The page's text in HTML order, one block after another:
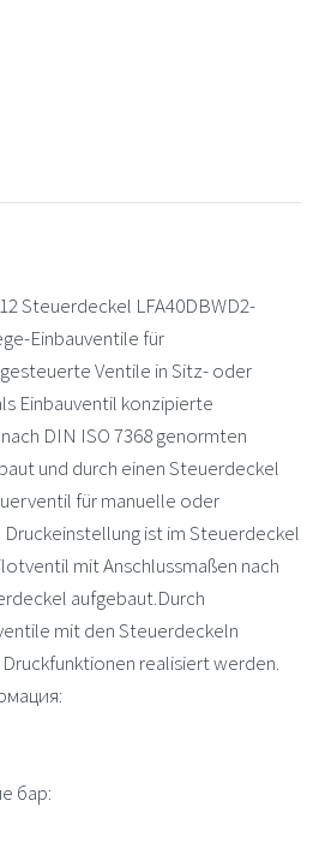
Steuerdeckel LFA40DBWD2-
Einbauventile für
Ventile in Sitz- oder
Einbauventil konzipierte
DIN ISO 7368 genormten
und durch einen Steuerdeckel
für manuelle oder
ist im Steuerdeckel
mit Anschlussmaßen nach
aufgebaut.Durch
mit den Steuerdeckeln
realisiert werden.
бар: